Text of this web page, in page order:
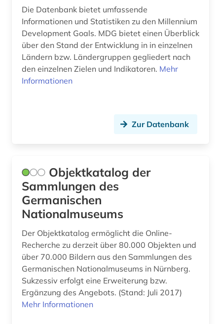
betriebswirtschaftslehre (1)
beutekunst (2)
bevölkerung (6)
bezeichnung (1)
bezirk unterfranken mandatsträger
geschichte 1829 (1)
bibliografie (7)
bibliografieren (1)
bibliographie (2)
bibliometrie (1)
Die Datenbank bietet umfassende
Informationen und Statistiken zu den Millennium
Development Goals. MDG bietet einen Überblick
über den Stand der Entwicklung in in einzelnen
Ländern bzw. Ländergruppen gegliedert nach
den einzelnen Zielen und Indikatoren. Mehr
Informationen
Zur Datenbank
Objektkatalog der
Sammlungen des
Germanischen
Nationalmuseums
Der Objektkatalog ermöglicht die Online-
Recherche zu derzeit über 80.000 Objekten und
über 70.000 Bildern aus den Sammlungen des
Germanischen Nationalmuseums in Nürnberg.
Sukzessiv erfolgt eine Erweiterung bzw.
Ergänzung des Angebots. (Stand: Juli 2017)
Mehr Informationen